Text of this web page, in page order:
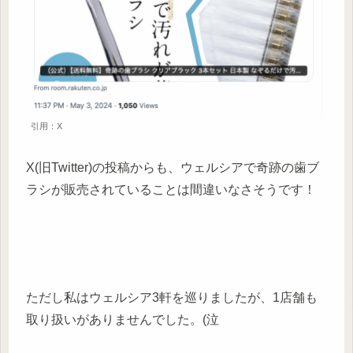
引用：X
X(旧Twitter)の投稿からも、ウェルシアで奇跡の歯ブ
ラシが販売されていることは間違いなさそうです！
ただし私はウェルシア3軒を巡りましたが、1店舗も
取り扱いがありませんでした。(泣